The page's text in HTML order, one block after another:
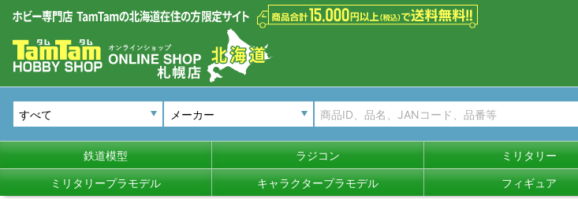
メーカー
鉄道模型 ラジコン ミリタリー
ミリタリープラモデル キャラクタープラモデル フィギュア